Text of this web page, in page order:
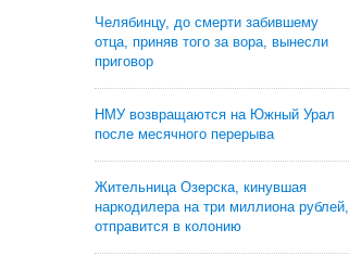
Челябинцу, до смерти забившему
отца, приняв того за вора, вынесли
приговор
НМУ возвращаются на Южный Урал
после месячного перерыва
Жительница Озерска, кинувшая
наркодилера на три миллиона рублей,
отправится в колонию